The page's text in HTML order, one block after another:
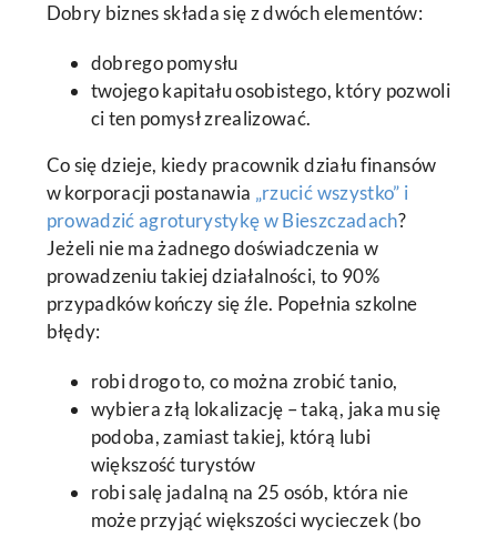
Dobry biznes składa się z dwóch elementów:
dobrego pomysłu
twojego kapitału osobistego, który pozwoli
ci ten pomysł zrealizować.
Co się dzieje, kiedy pracownik działu finansów
w korporacji postanawia „rzucić wszystko” i
prowadzić agroturystykę w Bieszczadach?
Jeżeli nie ma żadnego doświadczenia w
prowadzeniu takiej działalności, to 90%
przypadków kończy się źle. Popełnia szkolne
błędy:
robi drogo to, co można zrobić tanio,
wybiera złą lokalizację – taką, jaka mu się
podoba, zamiast takiej, którą lubi
większość turystów
robi salę jadalną na 25 osób, która nie
może przyjąć większości wycieczek (bo